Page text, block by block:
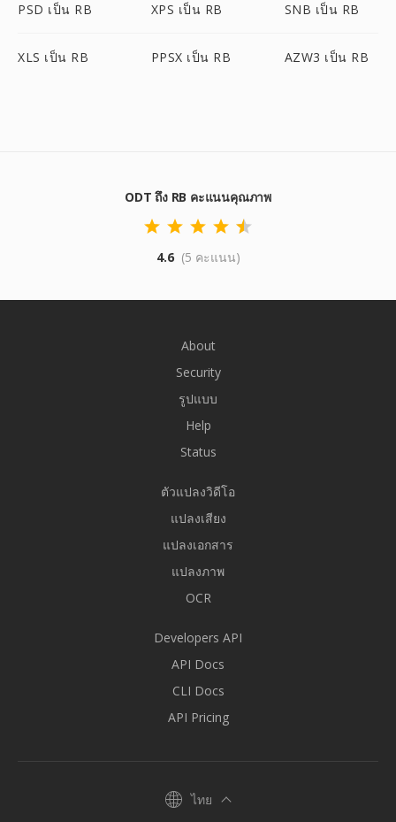
PSD เป็น RB XPS เป็น RB SNB เป็น RB
XLS เป็น RB PPSX เป็น RB AZW3 เป็น RB
ODT ถึง RB คะแนนคุณภาพ
4.6 (5 คะแนน)
About
Security
รูปแบบ
Help
Status
ตัวแปลงวิดีโอ
แปลงเสียง
แปลงเอกสาร
แปลงภาพ
OCR
Developers API
API Docs
CLI Docs
API Pricing
ไทย